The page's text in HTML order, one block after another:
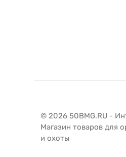
© 2026 50BMG.RU -
Магазин товаров для
и охоты